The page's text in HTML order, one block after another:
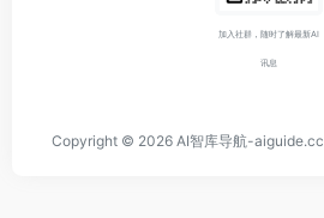
加入社群，随时了解最新AI
讯息
Copyright © 2026 AI智库导航-aiguide.cc